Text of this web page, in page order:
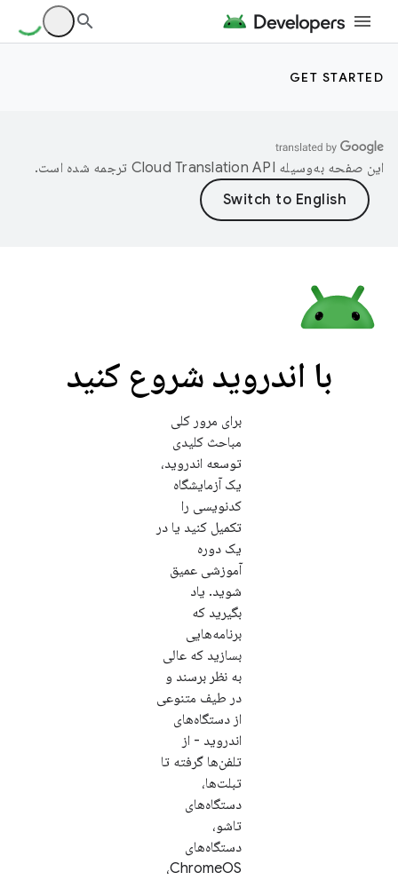
GET STARTED
این صفحه به‌وسیله ترجمه شده است.
با اندروید شروع کنید
برای مرور کلی
مباحث کلیدی
توسعه اندروید،
یک آزمایشگاه
کدنویسی را
تکمیل کنید یا در
یک دوره
آموزشی عمیق
شوید. یاد
بگیرید که
برنامه‌هایی
بسازید که عالی
به نظر برسند و
در طیف متنوعی
از دستگاه‌های
اندروید - از
تلفن‌ها گرفته تا
تبلت‌ها،
دستگاه‌های
تاشو،
دستگاه‌های
ChromeOS،